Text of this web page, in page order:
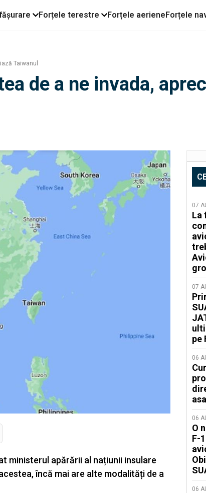
Forțele terestre Forțele aerieneForțele
Taiwanul
de a ne invada,
ministerul apărării al națiunii insulare
încă mai are alte modalități de a
07
La
07
pe
06
06
O
F-
06